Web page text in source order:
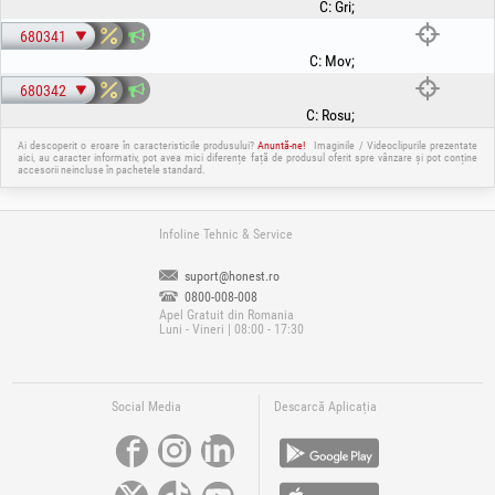
C:Gri;
680341
C: Mov;
680342
C: Rosu;
Ai descoperit o eroare în caracteristicile produsului?Anuntă-ne!
Imaginile / Videoclipurile prezentate
aici, au caracter informativ, pot avea mici diferențe față de produsul oferit spre vânzare și pot conține
accesorii neincluse în pachetele standard.
Infoline Tehnic & Service
suport@honest.ro
0800-008-008
Apel Gratuit din Romania
Luni - Vineri | 08:00 - 17:30
Social Media Descarcă Aplicația